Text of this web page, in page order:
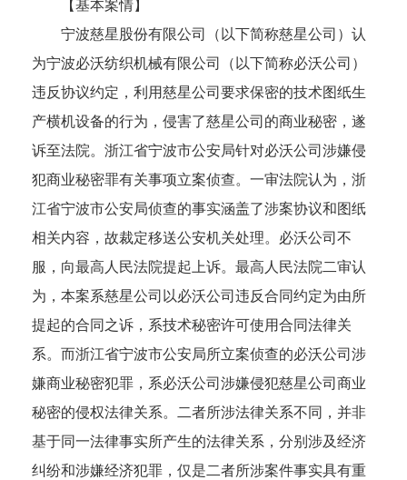
【基本案情】
宁波慈星股份有限公司（以下简称慈星公司）认
为宁波必沃纺织机械有限公司（以下简称必沃公司）
违反协议约定，利用慈星公司要求保密的技术图纸生
产横机设备的行为，侵害了慈星公司的商业秘密，遂
诉至法院。浙江省宁波市公安局针对必沃公司涉嫌侵
犯商业秘密罪有关事项立案侦查。一审法院认为，浙
江省宁波市公安局侦查的事实涵盖了涉案协议和图纸
相关内容，故裁定移送公安机关处理。必沃公司不
服，向最高人民法院提起上诉。最高人民法院二审认
为，本案系慈星公司以必沃公司违反合同约定为由所
提起的合同之诉，系技术秘密许可使用合同法律关
系。而浙江省宁波市公安局所立案侦查的必沃公司涉
嫌商业秘密犯罪，系必沃公司涉嫌侵犯慈星公司商业
秘密的侵权法律关系。二者所涉法律关系不同，并非
基于同一法律事实所产生的法律关系，分别涉及经济
纠纷和涉嫌经济犯罪，仅是二者所涉案件事实具有重